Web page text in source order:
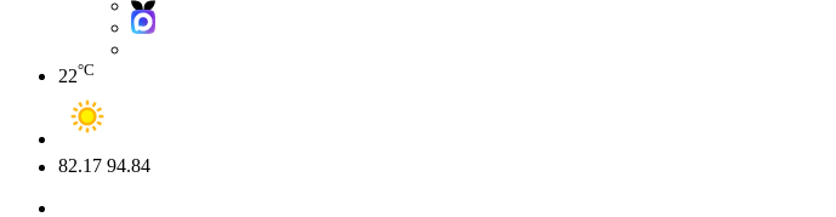
22°C
82.17 94.84